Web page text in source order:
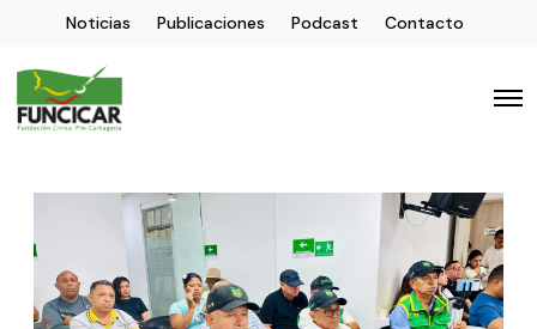
Noticias Publicaciones Podcast Contacto